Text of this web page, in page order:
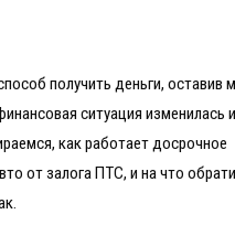
получить деньги, оставив
ситуация изменилась
как работает досрочное
от залога ПТС, и на что